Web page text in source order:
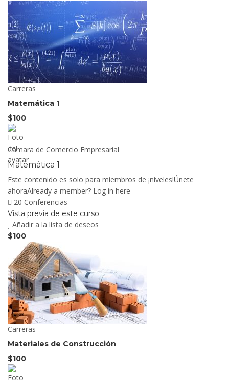
Carreras
Matemática 1
$100
Cámara de Comercio Empresarial
Matemática 1
Este contenido es solo para miembros de ¡niveles!Únete
ahoraAlready a member? Log in here
20 Conferencias
Vista previa de este curso
Añadir a la lista de deseos
$100
Carreras
Materiales de Construcción
$100